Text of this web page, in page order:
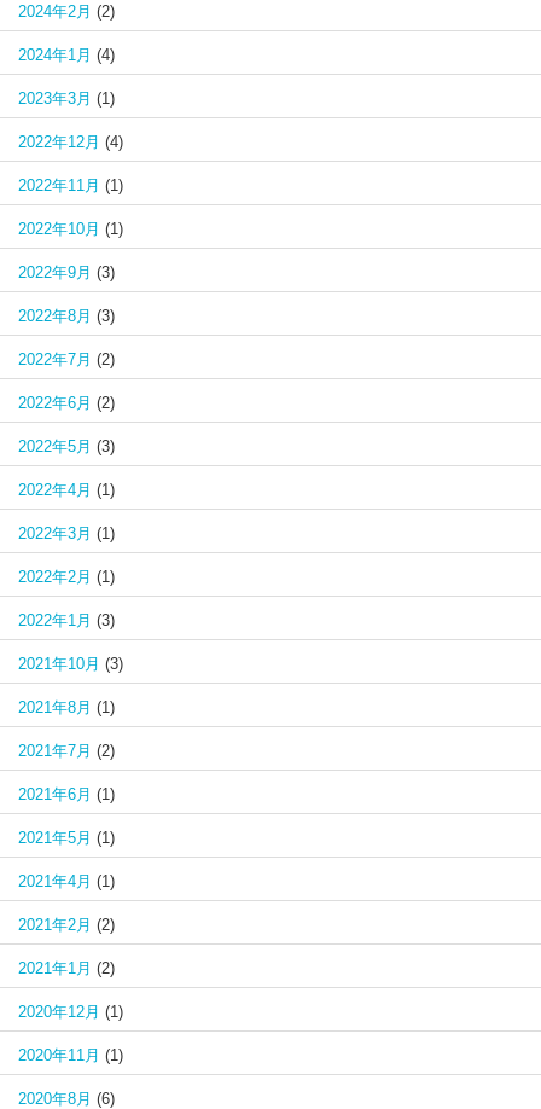
2024年2月 (2)
2024年1月 (4)
2023年3月 (1)
2022年12月 (4)
2022年11月 (1)
2022年10月 (1)
2022年9月 (3)
2022年8月 (3)
2022年7月 (2)
2022年6月 (2)
2022年5月 (3)
2022年4月 (1)
2022年3月 (1)
2022年2月 (1)
2022年1月 (3)
2021年10月 (3)
2021年8月 (1)
2021年7月 (2)
2021年6月 (1)
2021年5月 (1)
2021年4月 (1)
2021年2月 (2)
2021年1月 (2)
2020年12月 (1)
2020年11月 (1)
2020年8月 (6)